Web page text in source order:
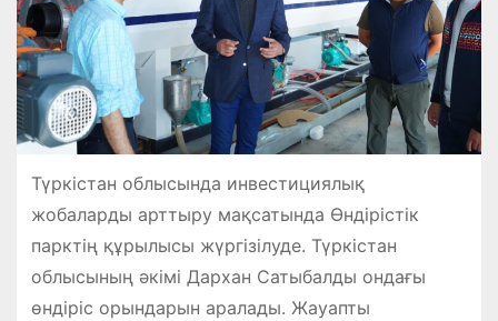
Түркістан облысында инвестициялық
жобаларды арттыру мақсатында Өндірістік
парктің құрылысы жүргізілуде. Түркістан
облысының әкімі Дархан Сатыбалды ондағы
өндіріс орындарын аралады. Жауапты